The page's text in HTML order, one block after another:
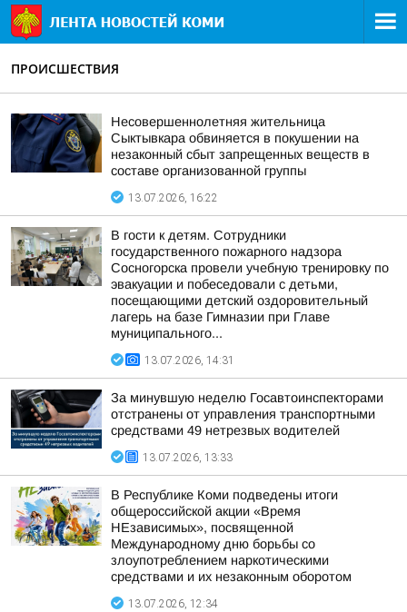
ПРОИСШЕСТВИЯ
Несовершеннолетняя жительница
Сыктывкара обвиняется в покушении на
незаконный сбыт запрещенных веществ в
составе организованной группы
13.07.2026, 16:22
В гости к детям. Сотрудники
государственного пожарного надзора
Сосногорска провели учебную тренировку по
эвакуации и побеседовали с детьми,
посещающими детский оздоровительный
лагерь на базе Гимназии при Главе
муниципального...
13.07.2026, 14:31
За минувшую неделю Госавтоинспекторами
отстранены от управления транспортными
средствами 49 нетрезвых водителей
13.07.2026, 13:33
В Республике Коми подведены итоги
общероссийской акции «Время
НЕзависимых», посвященной
Международному дню борьбы со
злоупотреблением наркотическими
средствами и их незаконным оборотом
13.07.2026, 12:34